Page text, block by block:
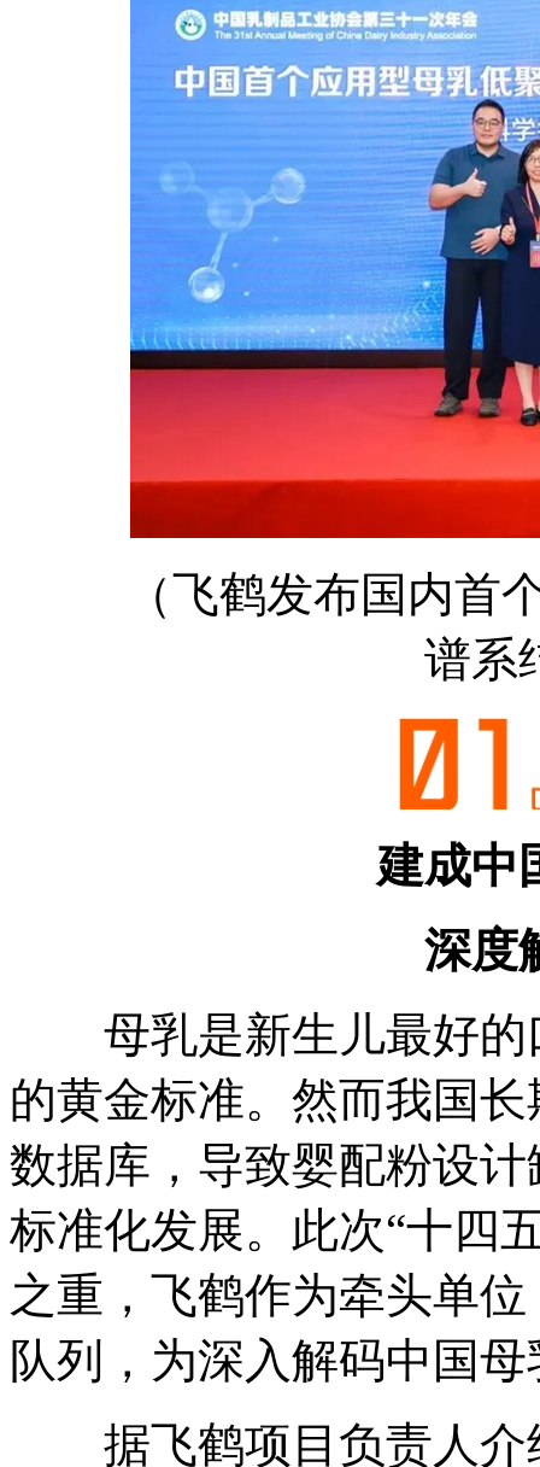
（飞鹤发布国内首个
谱系
建成中
深度
母乳是新生儿最好的
的黄金标准。然而我国
数据库，导致婴配粉设
标准化发展。此次“十四
之重，飞鹤作为牵头单
队列，为深入解码中国
据飞鹤项目负责人介